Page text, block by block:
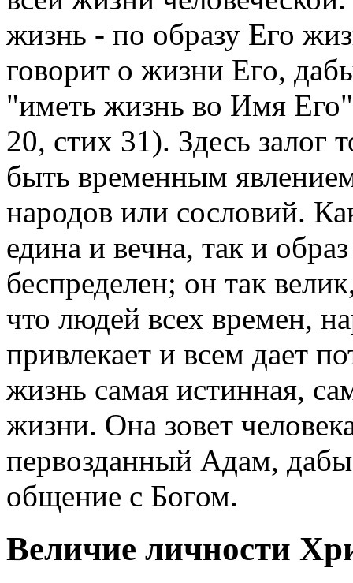
жизнь - по образу Его
говорит о жизни Его,
"иметь жизнь во Имя Его"
20, стих 31). Здесь залог
быть временным
народов или сословий.
едина и вечна, так и
беспределен; он так
что людей всех времен,
привлекает и всем дает
жизнь самая истинная,
жизни. Она зовет
первозданный Адам,
общение с Богом.
Величие личности